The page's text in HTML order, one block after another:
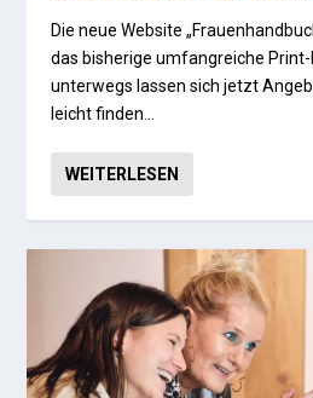
Die neue Website
das bisherige umfangreiche
unterwegs lassen sich jetzt
leicht finden…
WEITERLESEN